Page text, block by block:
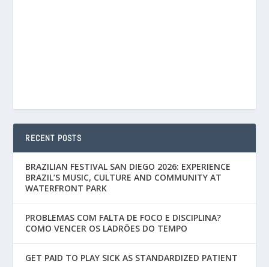
RECENT POSTS
BRAZILIAN FESTIVAL SAN DIEGO 2026: EXPERIENCE
BRAZIL’S MUSIC, CULTURE AND COMMUNITY AT
WATERFRONT PARK
PROBLEMAS COM FALTA DE FOCO E DISCIPLINA?
COMO VENCER OS LADRÕES DO TEMPO
GET PAID TO PLAY SICK AS STANDARDIZED PATIENT